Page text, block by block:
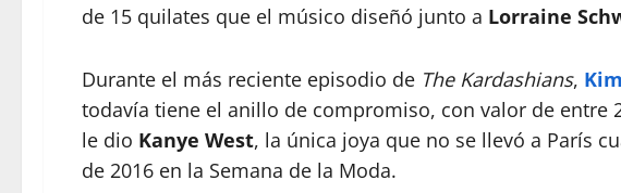
de 15 quilates que el músico diseñó junto a Lorraine
Durante el más reciente episodio de The Kardashians,
todavía tiene el anillo de compromiso, con valor de entre
le dio Kanye West, la única joya que no se llevó a París
de 2016 en la Semana de la Moda.